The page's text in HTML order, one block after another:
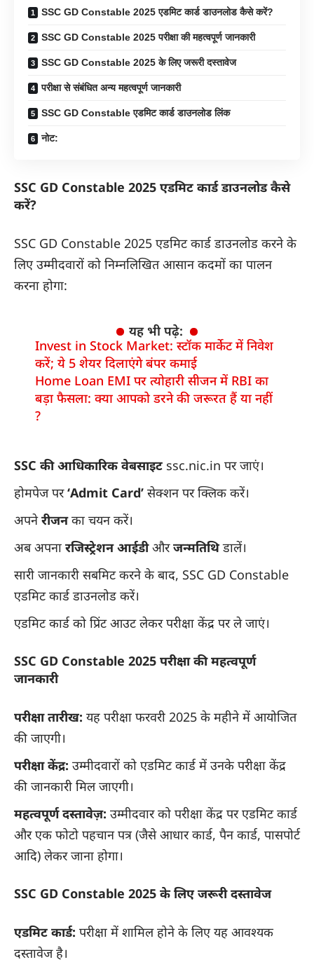
SSC GD Constable 2025 एडमिट कार्ड डाउनलोड कैसे करें?
SSC GD Constable 2025 परीक्षा की महत्वपूर्ण जानकारी
SSC GD Constable 2025 के लिए जरूरी दस्तावेज
परीक्षा से संबंधित अन्य महत्वपूर्ण जानकारी
SSC GD Constable एडमिट कार्ड डाउनलोड लिंक
नोट:
SSC GD Constable 2025 एडमिट कार्ड डाउनलोड कैसे
करें?
SSC GD Constable 2025 एडमिट कार्ड डाउनलोड करने के
लिए उम्मीदवारों को निम्नलिखित आसान कदमों का पालन
करना होगा:
यह भी पढ़े:
Invest in Stock Market: स्टॉक मार्केट में निवेश
करें; ये 5 शेयर दिलाएंगे बंपर कमाई
Home Loan EMI पर त्योहारी सीजन में RBI का
बड़ा फैसला: क्या आपको डरने की जरूरत हैं या नहीं
?
SSC की आधिकारिक वेबसाइट ssc.nic.in पर जाएं।
होमपेज पर‘Admit Card’ सेक्शन पर क्लिक करें।
अपनेरीजनका चयन करें।
अब अपना रजिस्ट्रेशन आईडीऔरजन्मतिथिडालें।
सारी जानकारी सबमिट करने के बाद, SSC GD Constable
एडमिट कार्ड डाउनलोड करें।
एडमिट कार्ड को प्रिंट आउट लेकर परीक्षा केंद्र पर ले जाएं।
SSC GD Constable 2025 परीक्षा की महत्वपूर्ण
जानकारी
परीक्षा तारीख: यह परीक्षा फरवरी 2025 के महीने में आयोजित
की जाएगी।
परीक्षा केंद्र: उम्मीदवारों को एडमिट कार्ड में उनके परीक्षा केंद्र
की जानकारी मिल जाएगी।
महत्वपूर्ण दस्तावेज़: उम्मीदवार को परीक्षा केंद्र पर एडमिट कार्ड
और एक फोटो पहचान पत्र (जैसे आधार कार्ड, पैन कार्ड, पासपोर्ट
आदि) लेकर जाना होगा।
SSC GD Constable 2025 के लिए जरूरी दस्तावेज
एडमिट कार्ड: परीक्षा में शामिल होने के लिए यह आवश्यक
दस्तावेज है।